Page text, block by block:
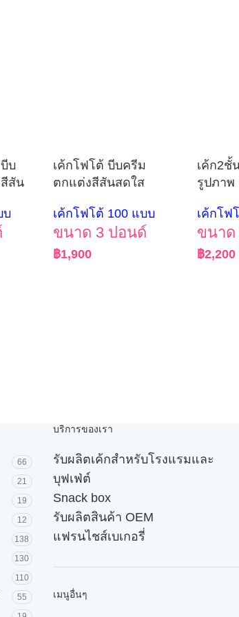
บ
สัน
บ
เค้กโฟโต้ บีบครีม
ตกแต่งสีสันสดใส
เค้กโฟโต้ 100 แบบ
ขนาด 3 ปอนด์
฿1,900
เค้ก2ชั้
รูปภาพ
เค้กโฟ
ขนาด
฿2,200
66
21
19
12
138
130
110
55
บริการของเรา
รับผลิตเค้กสำหรับโรงแรมและ
บุฟเฟ่ต์
Snack box
รับผลิตสินค้า OEM
แฟรนไชส์เบเกอรี่
เมนูอื่นๆ